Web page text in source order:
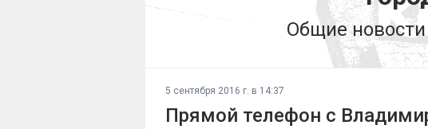
Общие
5 сентября 2016 г. в 14:37
Прямой телефон с